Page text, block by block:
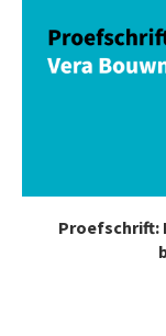
Proefschrift: